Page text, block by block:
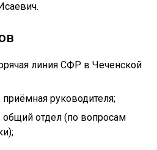
линия СФР в Чеченской
руководителя;
отдел (по вопросам